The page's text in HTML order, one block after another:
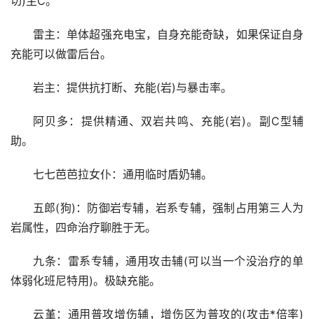
雷主：单体超强充电宝，自身充能奇缺，如果保证自身
充能可以做雷后台。
岩主：提供抗打断、充能(岩)与暴击率。
阿贝多：提供精通、双岩共鸣、充能(岩)。副C型辅
助。
七七芭芭拉女仆：通用临时盾奶辅。
五郎(狗)：防御岩专辅，岩系专辅，强制占用第三人为
岩属性，四命治疗聊胜于无。
九条：雷系专辅，通用攻击辅(可以当一个没治疗的单
体弱化班尼特用)。极缺充能。
云堇：通用普攻增伤辅，增伤区为普攻的(攻击*倍率)